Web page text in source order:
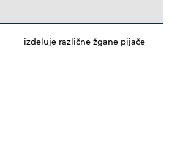
izdeluje različne žgane pijače